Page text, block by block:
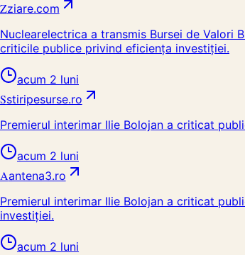
Zziare.com
Nuclearelectrica a transmis Bursei de
criticile publice privind eficiența investiției.
acum 2 luni
Sstiripesurse.ro
Premierul interimar Ilie Bolojan a criticat
acum 2 luni
Aantena3.ro
Premierul interimar Ilie Bolojan a criticat
investiției.
acum 2 luni